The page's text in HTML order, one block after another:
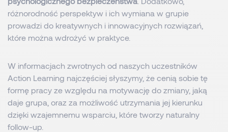
różnorodność perspektyw i ich wymiana w grupie
prowadzi do kreatywnych i innowacyjnych rozwiązań,
które można wdrożyć w praktyce.
W informacjach zwrotnych od naszych uczestników
Action Learning najczęściej słyszymy, że cenią sobie tę
formę pracy ze względu na motywację do zmiany, jaką
daje grupa, oraz za możliwość utrzymania jej kierunku
dzięki wzajemnemu wsparciu, które tworzy naturalny
follow-up.